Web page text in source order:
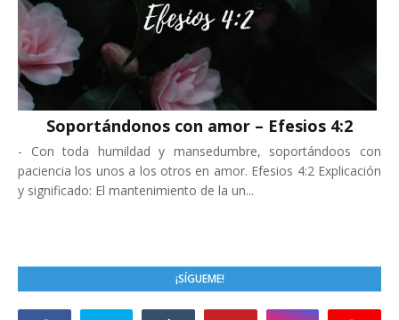
Soportándonos con amor – Efesios 4:2
- Con toda humildad y mansedumbre, soportándoos con
paciencia los unos a los otros en amor. Efesios 4:2 Explicación
y significado: El mantenimiento de la un...
¡SÍGUEME!